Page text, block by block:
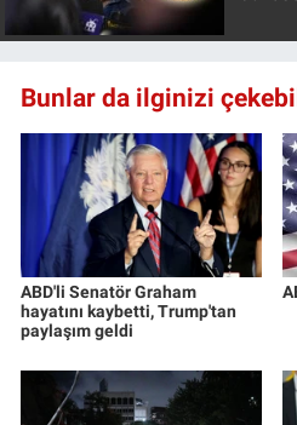
Bunlar da ilginizi
ABD'li Senatör Graham
hayatını kaybetti, Trump'tan
paylaşım geldi